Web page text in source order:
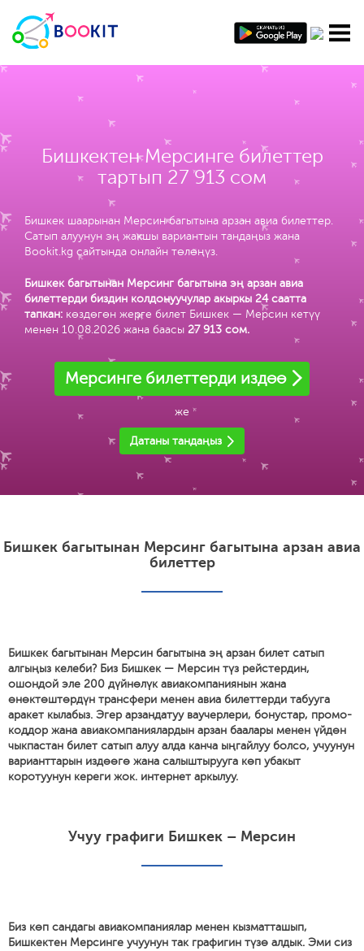
Бишкектен Мерсинге билеттер
тартып 27 913 сом
Бишкек шаарынан Мерсин багытына арзан авиа билеттер.
Сатып алуунун эң жакшы вариантын тандаңыз жана
Bookit.kg сайтында онлайн төлөңүз.
Бишкек багытынан Мерсинг багытына эң арзан авиа
билеттерди биздин колдонуучулар акыркы 24 саатта
тапкан: көздөгөн жерге билет Бишкек — Мерсин кетүү
менен 10.08.2026 жана баасы 27 913 сом.
Мерсинге билеттерди издөө
же
Датаны тандаңыз
Бишкек багытынан Мерсинг багытына арзан авиа
билеттер
Бишкек багытынан Мерсин багытына эң арзан билет сатып
алгыңыз келеби? Биз Бишкек — Мерсин түз рейстердин,
ошондой эле 200 дүйнөлүк авиакомпаниянын жана
өнөктөштөрдүн трансфери менен авиа билеттерди табууга
аракет кылабыз. Эгер арзандатуу ваучерлери, бонустар, промо-
коддор жана авиакомпаниялардын арзан баалары менен үйдөн
чыкпастан билет сатып алуу алда канча ыңгайлуу болсо, учуунун
варианттарын издөөгө жана салыштырууга көп убакыт
коротуунун кереги жок. интернет аркылуу.
Учуу графиги Бишкек – Мерсин
Биз көп сандагы авиакомпаниялар менен кызматташып,
Бишкектен Мерсинге учуунун так графигин түзө алдык. Эми сиз